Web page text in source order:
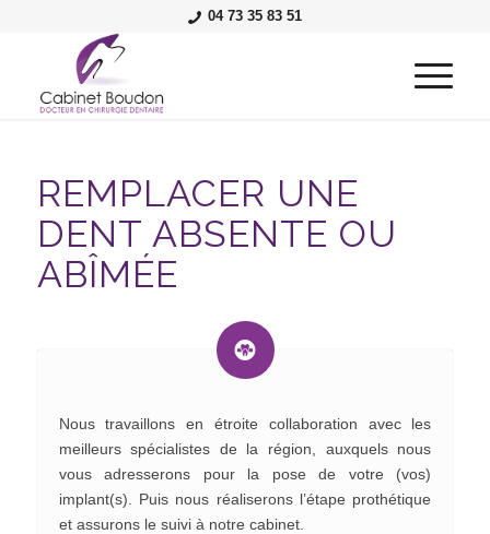
04 73 35 83 51
REMPLACER UNE
DENT ABSENTE OU
ABÎMÉE
Nous travaillons en étroite collaboration avec les
meilleurs spécialistes de la région, auxquels nous
vous adresserons pour la pose de votre (vos)
implant(s). Puis nous réaliserons l’étape prothétique
et assurons le suivi à notre cabinet.